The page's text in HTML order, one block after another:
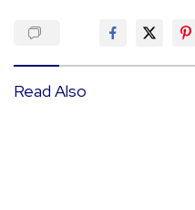
Read Also